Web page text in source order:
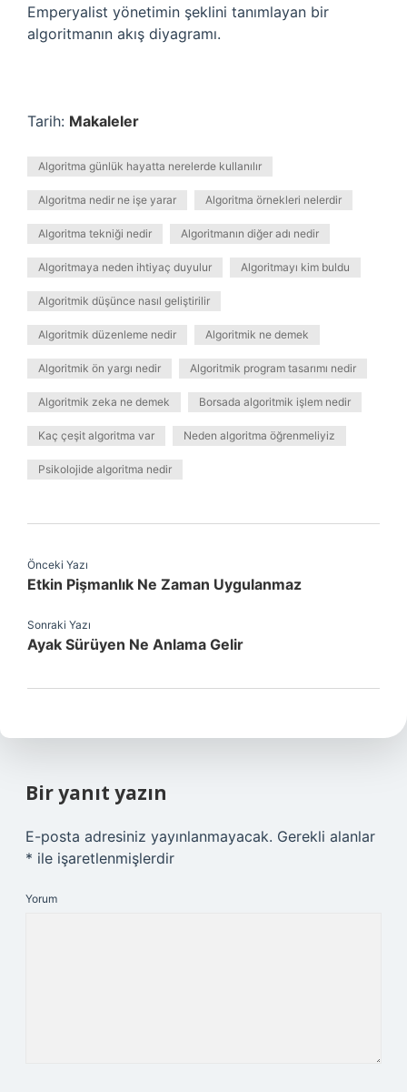
Emperyalist yönetimin şeklini tanımlayan bir
algoritmanın akış diyagramı.
Tarih: Makaleler
Algoritma günlük hayatta nerelerde kullanılır
Algoritma nedir ne işe yarar Algoritma örnekleri nelerdir
Algoritma tekniği nedir Algoritmanın diğer adı nedir
Algoritmaya neden ihtiyaç duyulur Algoritmayı kim buldu
Algoritmik düşünce nasıl geliştirilir
Algoritmik düzenleme nedir Algoritmik ne demek
Algoritmik ön yargı nedir Algoritmik program tasarımı nedir
Algoritmik zeka ne demek Borsada algoritmik işlem nedir
Kaç çeşit algoritma var Neden algoritma öğrenmeliyiz
Psikolojide algoritma nedir
Önceki Yazı
Etkin Pişmanlık Ne Zaman Uygulanmaz
Sonraki Yazı
Ayak Sürüyen Ne Anlama Gelir
Bir yanıt yazın
E-posta adresiniz yayınlanmayacak. Gerekli alanlar
* ile işaretlenmişlerdir
Yorum